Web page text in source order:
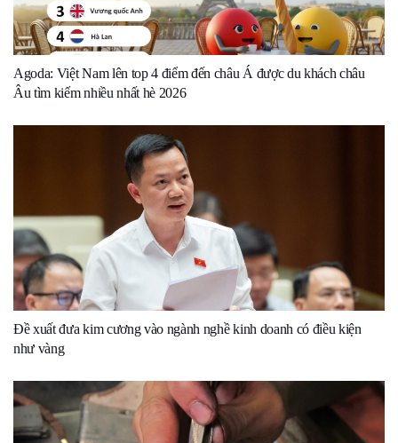
Agoda: Việt Nam lên top 4 điểm đến châu Á được du khách châu
Âu tìm kiếm nhiều nhất hè 2026
Đề xuất đưa kim cương vào ngành nghề kinh doanh có điều kiện
như vàng